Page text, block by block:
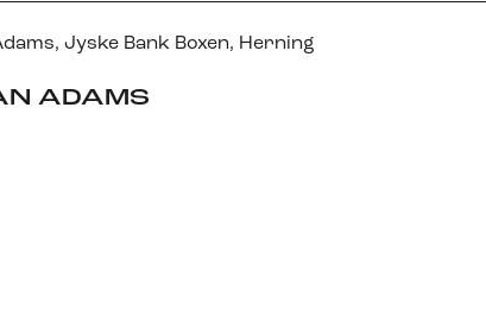
, Jyske Bank Boxen, Herning
ADAMS